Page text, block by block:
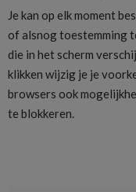
Je kan op elk moment
of alsnog toestemming
die in het scherm
klikken wijzig je je
browsers ook
te blokkeren.